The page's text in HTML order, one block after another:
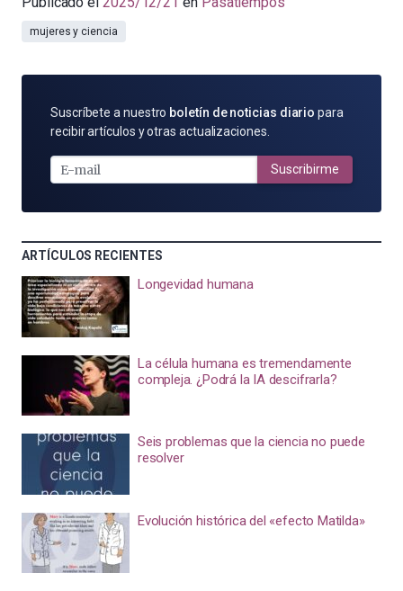
mujeres y ciencia
SUSCRÍBETE
POR
MAIL
Suscríbete a nuestro boletín de noticias diario para
recibir artículos y otras actualizaciones.
Suscribirme
ARTÍCULOS RECIENTES
Longevidad humana
La célula humana es tremendamente
compleja. ¿Podrá la IA descifrarla?
Seis problemas que la ciencia no puede
resolver
Evolución histórica del «efecto Matilda»